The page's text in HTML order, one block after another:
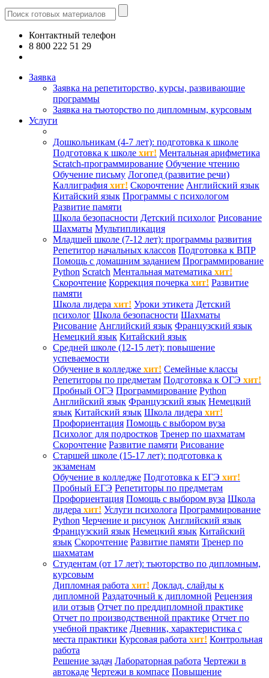
Контактный телефон
8 800 222 51 29
Заявка
Заявка на репетиторство, курсы, развивающие
программы
Заявка на тьюторство по дипломным, курсовым
Услуги
Дошкольникам (4-7 лет): подготовка к школе
Подготовка к школе хит! Ментальная арифметика
Scratch-программирование Обучение чтению
Обучение письму Логопед (развитие речи)
Каллиграфия хит! Скорочтение Английский язык
Китайский язык Программы с психологом
Развитие памяти
Школа безопасности Детский психолог Рисование
Шахматы Мультипликация
Младшей школе (7-12 лет): программы развития
Репетитор начальных классов Подготовка к ВПР
Помощь с домашним заданием Программирование
Python Scratch Ментальная математика хит!
Скорочтение Коррекция почерка хит! Развитие
памяти
Школа лидера хит! Уроки этикета Детский
психолог Школа безопасности Шахматы
Рисование Английский язык Французский язык
Немецкий язык Китайский язык
Средней школе (12-15 лет): повышение
успеваемости
Обучение в колледже хит! Семейные классы
Репетиторы по предметам Подготовка к ОГЭ хит!
Пробный ОГЭ Программирование Python
Английский язык Французский язык Немецкий
язык Китайский язык Школа лидера хит!
Профориентация Помощь с выбором вуза
Психолог для подростков Тренер по шахматам
Скорочтение Развитие памяти Рисование
Старшей школе (15-17 лет): подготовка к
экзаменам
Обучение в колледже Подготовка к ЕГЭ хит!
Пробный ЕГЭ Репетиторы по предметам
Профориентация Помощь с выбором вуза Школа
лидера хит! Услуги психолога Программирование
Python Черчение и рисунок Английский язык
Французский язык Немецкий язык Китайский
язык Скорочтение Развитие памяти Тренер по
шахматам
Студентам (от 17 лет): тьюторство по дипломным,
курсовым
Дипломная работа хит! Доклад, слайды к
дипломной Раздаточный к дипломной Рецензия
или отзыв Отчет по преддипломной практике
Отчет по производственной практике Отчет по
учебной практике Дневник, характеристика с
места практики Курсовая работа хит! Контрольная
работа
Решение задач Лабораторная работа Чертежи в
автокаде Чертежи в компасе Повышение